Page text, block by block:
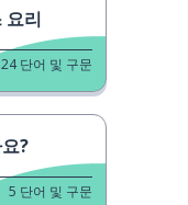
요리
24 단어 및 구문
?
5 단어 및 구문